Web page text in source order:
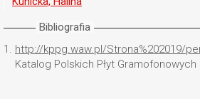
Bibliografia
1. http://kppg.waw.pl/Strona%202019/
Katalog Polskich Płyt Gramofonowych